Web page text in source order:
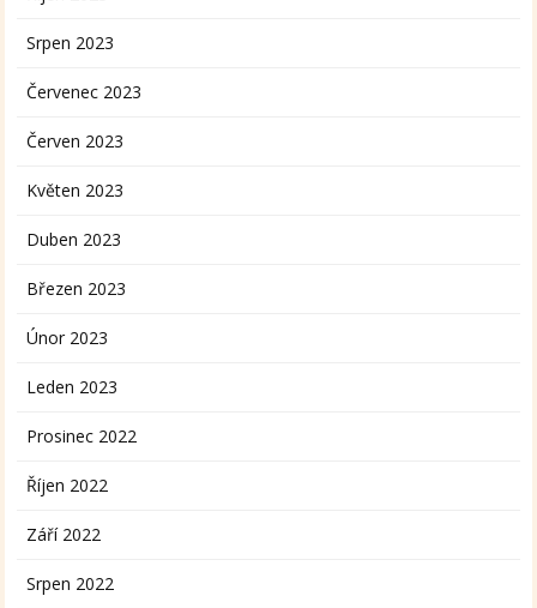
Srpen 2023
Červenec 2023
Červen 2023
Květen 2023
Duben 2023
Březen 2023
Únor 2023
Leden 2023
Prosinec 2022
Říjen 2022
Září 2022
Srpen 2022